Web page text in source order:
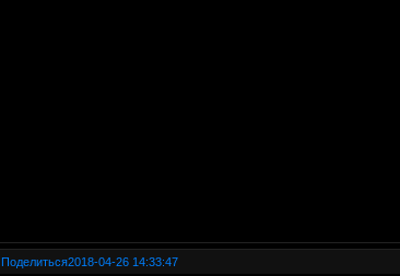
Поделиться2018-04-26 14:33:47